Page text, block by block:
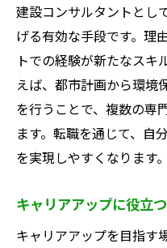
建設コンサル
ップ術
秋田県で建設
構え
建設コンサルタントとし
げる有効な手段です。理
トでの経験が新たなスキ
えば、都市計画から環境
を行うことで、複数の専
ます。転職を通じて、自
を実現しやすくなります。
キャリアアップに役立
キャリアアップを目指す